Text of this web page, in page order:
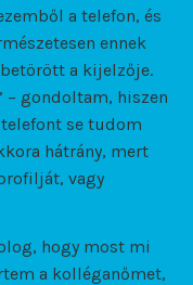
a telefon, és
ennek
a kijelzője.
– gondoltam, hiszen
se tudom
hátrány, mert
vagy
hogy most mi
a kolléganőmet,